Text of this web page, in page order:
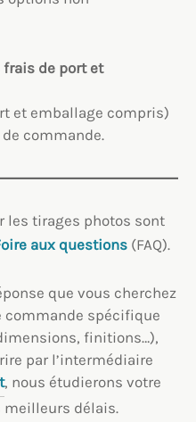
frais de port et
et emballage compris)
commande.
les tirages photos sont
aux questions(FAQ).
que vous cherchez
commande spécifique
finitions…),
par l’intermédiaire
, nous étudierons votre
meilleurs délais.